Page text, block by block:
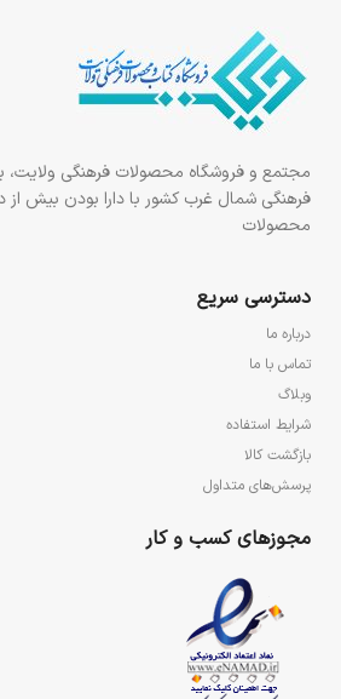
مجتمع و فروشگاه محصولات فرهنگی ولایت،
فرهنگی شمال غرب کشور با دارا بودن بیش از
محصولات
دسترسی سریع
درباره ما
تماس با ما
وبلاگ
شرایط استفاده
بازگشت کالا
پرسش‌های متداول
مجوزهای کسب و کار